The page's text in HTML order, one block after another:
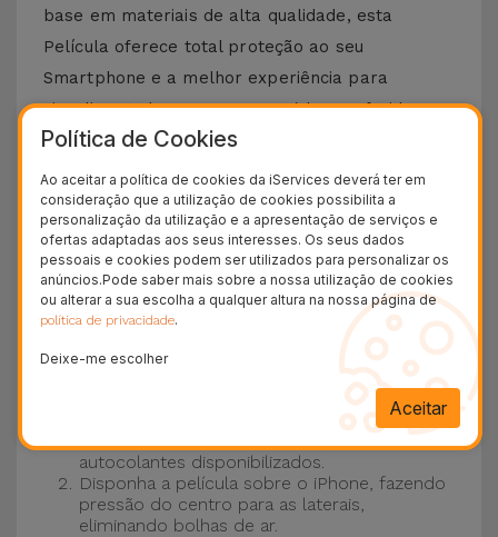
base em materiais de alta qualidade, esta
Película oferece total proteção ao seu
Smartphone e a melhor experiência para
visualizar todos os seus conteúdos preferidos.
Esta Película é compatível com vários modelos
Apple desde o iPhone 5 até aos mais recentes,
como oiPhone 15 Pro Maxou oiPhone 16.
Como colocar uma Película iPhone?
Colocar uma película de iPhone é bastante
simples. Na iServices, as nossas
películas de
vidropara iPhone possuem um kit que torna
Certifique-se de que o ecrã do seu iPhone
está limpo. Para tal, utilize o pano seco e os
autocolantes disponibilizados.
Disponha a película sobre o iPhone, fazendo
pressão do centro para as laterais,
eliminando bolhas de ar.
Política de Cookies
Ao aceitar a política de cookies da iServices deverá ter em
consideração que a utilização de cookies possibilita a
personalização da utilização e a apresentação de serviços e
ofertas adaptadas aos seus interesses. Os seus dados
pessoais e cookies podem ser utilizados para personalizar os
anúncios.Pode saber mais sobre a nossa utilização de cookies
ou alterar a sua escolha a qualquer altura na nossa página de
política de privacidade.
Deixe-me escolher
Aceitar